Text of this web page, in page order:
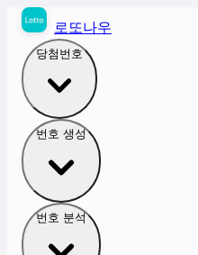
로또나우
당첨번호
번호 생성
번호 분석